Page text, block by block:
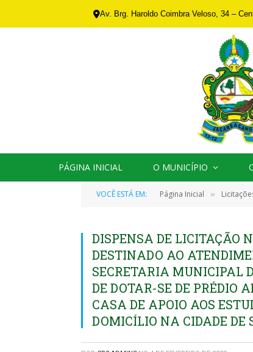
Av. Brg. Haroldo Coimbra Veloso, 34 –
PÁGINA INICIAL O MUNICÍPIO
VOCÊ ESTÁ EM: Página Inicial »
DISPENSA DE LICITAÇÃO
DESTINADO AO
SECRETARIA MUNICIPAL
DE DOTAR-SE DE PRÉDIO
CASA DE APOIO AOS
DOMICÍLIO NA CIDADE DE